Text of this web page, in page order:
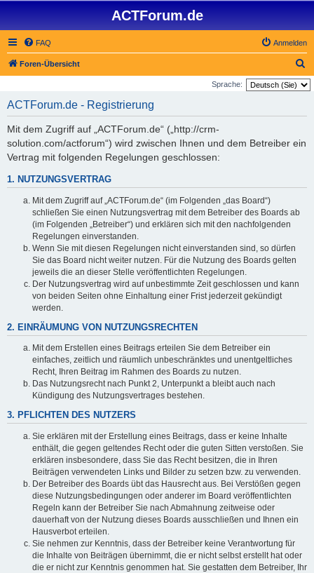
ACTForum.de
FAQ Anmelden
Foren-Übersicht
u
Sprache:
ACTForum.de - Registrierung
Mit dem Zugriff auf „ACTForum.de“ („http://crm-
solution.com/actforum“) wird zwischen Ihnen und dem Betreiber ein
Vertrag mit folgenden Regelungen geschlossen:
1. NUTZUNGSVERTRAG
Mit dem Zugriff auf „ACTForum.de“ (im Folgenden „das Board“)
schließen Sie einen Nutzungsvertrag mit dem Betreiber des Boards ab
(im Folgenden „Betreiber“) und erklären sich mit den nachfolgenden
Regelungen einverstanden.
Wenn Sie mit diesen Regelungen nicht einverstanden sind, so dürfen
Sie das Board nicht weiter nutzen. Für die Nutzung des Boards gelten
jeweils die an dieser Stelle veröffentlichten Regelungen.
Der Nutzungsvertrag wird auf unbestimmte Zeit geschlossen und kann
von beiden Seiten ohne Einhaltung einer Frist jederzeit gekündigt
werden.
2. EINRÄUMUNG VON NUTZUNGSRECHTEN
Mit dem Erstellen eines Beitrags erteilen Sie dem Betreiber ein
einfaches, zeitlich und räumlich unbeschränktes und unentgeltliches
Recht, Ihren Beitrag im Rahmen des Boards zu nutzen.
Das Nutzungsrecht nach Punkt 2, Unterpunkt a bleibt auch nach
Kündigung des Nutzungsvertrages bestehen.
3. PFLICHTEN DES NUTZERS
Sie erklären mit der Erstellung eines Beitrags, dass er keine Inhalte
enthält, die gegen geltendes Recht oder die guten Sitten verstoßen. Sie
erklären insbesondere, dass Sie das Recht besitzen, die in Ihren
Beiträgen verwendeten Links und Bilder zu setzen bzw. zu verwenden.
Der Betreiber des Boards übt das Hausrecht aus. Bei Verstößen gegen
diese Nutzungsbedingungen oder anderer im Board veröffentlichten
Regeln kann der Betreiber Sie nach Abmahnung zeitweise oder
dauerhaft von der Nutzung dieses Boards ausschließen und Ihnen ein
Hausverbot erteilen.
Sie nehmen zur Kenntnis, dass der Betreiber keine Verantwortung für
die Inhalte von Beiträgen übernimmt, die er nicht selbst erstellt hat oder
die er nicht zur Kenntnis genommen hat. Sie gestatten dem Betreiber, Ihr